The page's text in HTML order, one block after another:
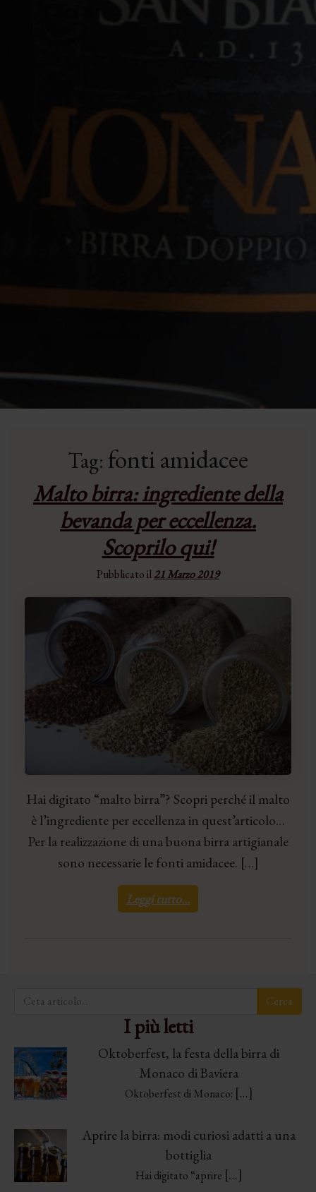
Tag: fonti amidacee
Malto birra: ingrediente della
bevanda per eccellenza.
Scoprilo qui!
Pubblicato il21 Marzo 2019
Hai digitato “malto birra”? Scopri perché il malto
è l’ingrediente per eccellenza in quest’articolo…
Per la realizzazione di una buona birra artigianale
sono necessarie le fonti amidacee. […]
Leggi tutto…
I più letti
Oktoberfest, la festa della birra di
Monaco di Baviera
Oktoberfest di Monaco: […]
Aprire la birra: modi curiosi adatti a una
bottiglia
Hai digitato “aprire […]